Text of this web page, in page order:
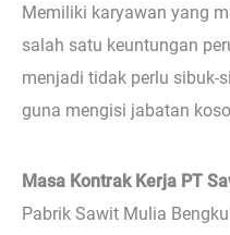
Memiliki karyawan yang
salah satu keuntungan
menjadi tidak perlu sibuk-
guna mengisi jabatan
Masa Kontrak Kerja PT
Pabrik Sawit Mulia